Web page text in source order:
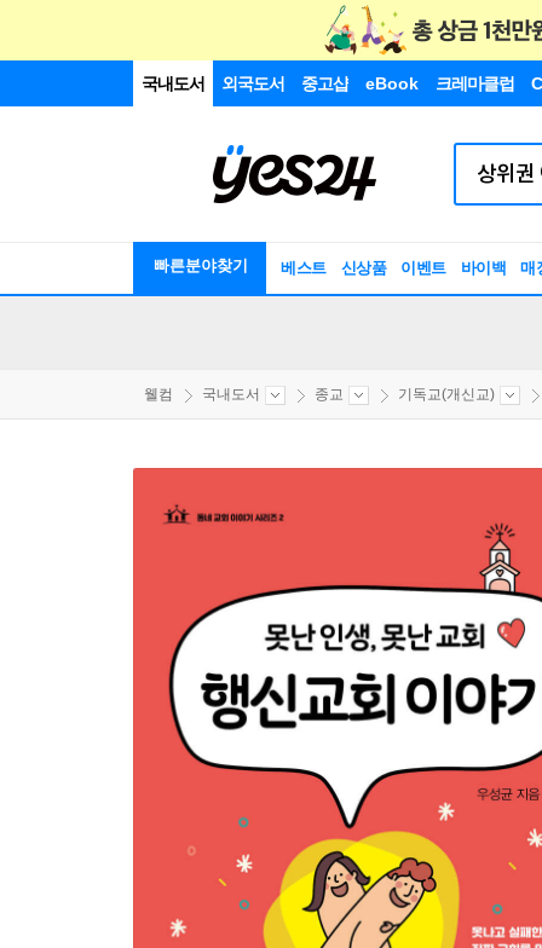
국내도서 외국도서 중고샵 eBook 크레마클럽
빠른분야찾기 베스트 신상품 이벤트 바이백 매
웰컴 국내도서 종교 기독교(개신교)